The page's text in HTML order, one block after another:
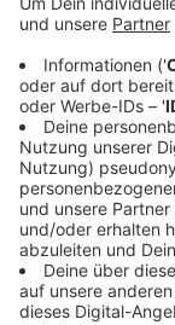
letzte Duell
entscheiden.
Erstes Bully
18:30 Uhr.
Veröffentlicht:
Anzeige